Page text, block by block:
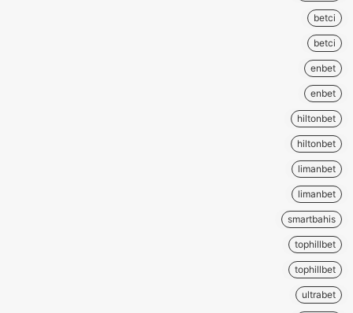
betci
betci
enbet
enbet
hiltonbet
hiltonbet
limanbet
limanbet
smartbahis
tophillbet
tophillbet
ultrabet